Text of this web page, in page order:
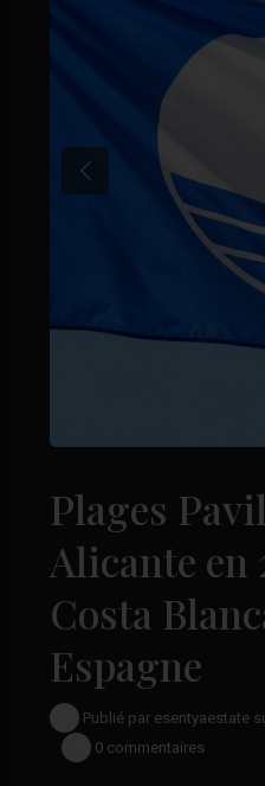
Previous
Plages
Alicante en
Costa
Espagne
Publié par esentyaestate
0 commentaires